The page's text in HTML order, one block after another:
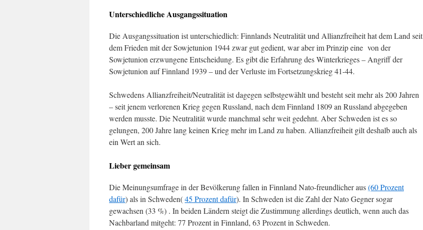
Unterschiedliche Ausgangssituation
Die Ausgangssituation ist unterschiedlich: Finnlands Neutralität und Allianzfreiheit hat dem Land seit
dem Frieden mit der Sowjetunion 1944 zwar gut gedient, war aber im Prinzip eine von der
Sowjetunion erzwungene Entscheidung. Es gibt die Erfahrung des Winterkrieges – Angriff der
Sowjetunion auf Finnland 1939 – und der Verluste im Fortsetzungskrieg 41-44.
Schwedens Allianzfreiheit/Neutralität ist dagegen selbstgewählt und besteht seit mehr als 200 Jahren
– seit jenem verlorenen Krieg gegen Russland, nach dem Finnland 1809 an Russland abgegeben
werden musste. Die Neutralität wurde manchmal sehr weit gedehnt. Aber Schweden ist es so
gelungen, 200 Jahre lang keinen Krieg mehr im Land zu haben. Allianzfreiheit gilt deshalb auch als
ein Wert an sich.
Lieber gemeinsam
Die Meinungsumfrage in der Bevölkerung fallen in Finnland Nato-freundlicher aus(60 Prozent
dafür) als in Schweden(45 Prozent dafür). In Schweden ist die Zahl der Nato Gegner sogar
gewachsen (33 %) . In beiden Ländern steigt die Zustimmung allerdings deutlich, wenn auch das
Nachbarland mitgeht: 77 Prozent in Finnland, 63 Prozent in Schweden.